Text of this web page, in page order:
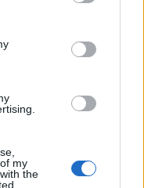
third-party tags to
in below Google
my
the
című operájának